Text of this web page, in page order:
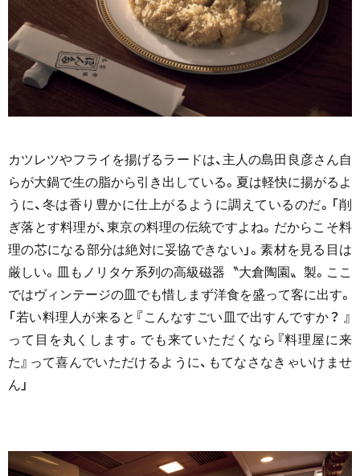
カツレツやフライを揚げるラードは、主人の島田良彦さん自
らが大鍋で生の脂から引き出している。夏は軽快に揚がるよ
うに、冬は香り豊かに仕上がるように調えているのだ。「削
ぎ落とす料理が、東京の料理の伝統ですよね。だからこそ料
理の芯になる部分は絶対に妥協できない」。素材を見る目は
厳しい。皿もノリタケ系列の高級磁器〝大倉陶園〟製。ここ
ではヴィンテージの皿でも惜しまず洋食を盛って客に出す。
「若い料理人が来ると『こんなすごい皿で出すんですか？ 』
って目を丸くします。でも来ていただくなら『料理屋に来
た』って喜んでいただけるように、もてなさなきゃいけませ
ん」